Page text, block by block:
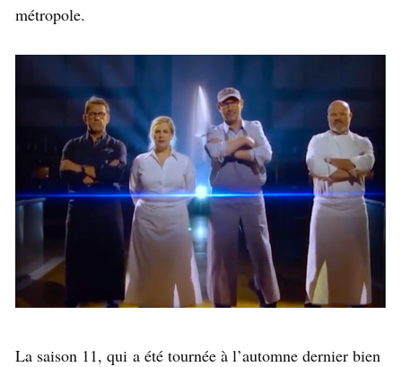
métropole.
La saison 11, qui a été tournée à l’automne dernier bien